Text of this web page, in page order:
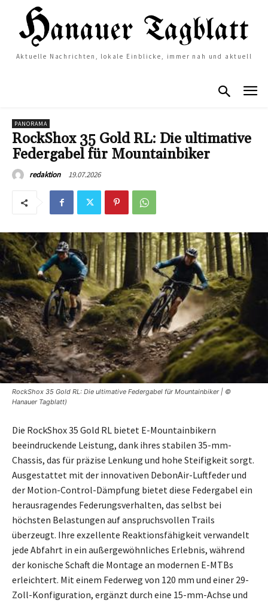
Aktuelle Nachrichten, lokale Einblicke, immer nah und aktuell
PANORAMA
RockShox 35 Gold RL: Die ultimative
Federgabel für Mountainbiker
redaktion 19.07.2026
RockShox 35 Gold RL: Die ultimative Federgabel für Mountainbiker | ©
Hanauer Tagblatt)
Die RockShox 35 Gold RL bietet E-Mountainbikern
beeindruckende Leistung, dank ihres stabilen 35-mm-
Chassis, das für präzise Lenkung und hohe Steifigkeit sorgt.
Ausgestattet mit der innovativen DebonAir-Luftfeder und
der Motion-Control-Dämpfung bietet diese Federgabel ein
herausragendes Federungsverhalten, das selbst bei
höchsten Belastungen auf anspruchsvollen Trails
überzeugt. Ihre exzellente Reaktionsfähigkeit verwandelt
jede Abfahrt in ein außergewöhnliches Erlebnis, während
der konische Schaft die Montage an modernen E-MTBs
erleichtert. Mit einem Federweg von 120 mm und einer 29-
Zoll-Konfiguration, ergänzt durch eine 15-mm-Achse und